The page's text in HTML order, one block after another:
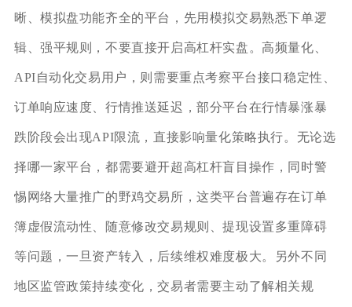
晰、模拟盘功能齐全的平台，先用模拟交易熟悉下单逻
辑、强平规则，不要直接开启高杠杆实盘。高频量化、
API自动化交易用户，则需要重点考察平台接口稳定性、
订单响应速度、行情推送延迟，部分平台在行情暴涨暴
跌阶段会出现API限流，直接影响量化策略执行。无论选
择哪一家平台，都需要避开超高杠杆盲目操作，同时警
惕网络大量推广的野鸡交易所，这类平台普遍存在订单
簿虚假流动性、随意修改交易规则、提现设置多重障碍
等问题，一旦资产转入，后续维权难度极大。另外不同
地区监管政策持续变化，交易者需要主动了解相关规